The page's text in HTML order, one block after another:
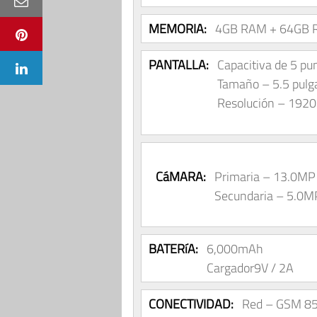
MEMORIA: 4GB RAM + 64GB
PANTALLA: Capacitiva de 5
Tamaño – 5.5
Resolución –
CáMARA: Primaria –
Secundaria –
BATERíA: 6,000mAh
Cargador9V / 2A
CONECTIVIDAD: Red – GSM